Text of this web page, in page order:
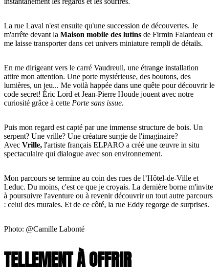
La rue Laval n'est ensuite qu'une succession de découvertes. Je
m'arrête devant la Maison mobile des lutins de Firmin Falardeau et
me laisse transporter dans cet univers miniature rempli de détails.
En me dirigeant vers le carré Vaudreuil, une étrange installation
attire mon attention. Une porte mystérieuse, des boutons, des
lumières, un jeu... Me voilà happée dans une quête pour découvrir le
code secret! Éric Lord et Jean-Pierre Houde jouent avec notre
curiosité grâce à cette Porte sans issue.
Puis mon regard est capté par une immense structure de bois. Un
serpent? Une vrille? Une créature surgie de l'imaginaire?
Avec Vrille, l'artiste français ELPARO a créé une œuvre in situ
spectaculaire qui dialogue avec son environnement.
Mon parcours se termine au coin des rues de l’Hôtel-de-Ville et
Leduc. Du moins, c'est ce que je croyais. La dernière borne m'invite
à poursuivre l'aventure ou à revenir découvrir un tout autre parcours
: celui des murales. Et de ce côté, la rue Eddy regorge de surprises.
Photo: @Camille Labonté
TELLEMENT À OFFRIR